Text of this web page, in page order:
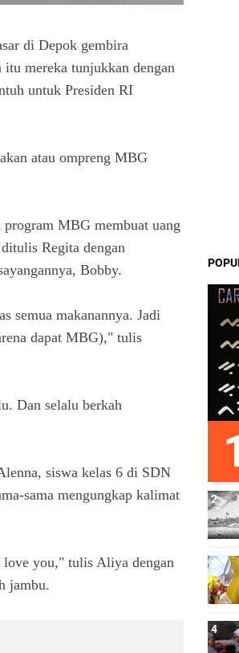
di Depok gembira
mereka tunjukkan dengan
untuk Presiden RI
atau ompreng MBG
MBG membuat uang
Regita dengan
Bobby.
semua makanannya. Jadi
dapat MBG)," tulis
Dan selalu berkah
siswa kelas 6 di SDN
sama mengungkap kalimat
love you," tulis Aliya dengan
jambu.